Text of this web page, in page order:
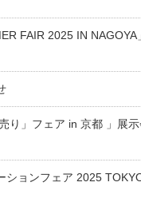
FAIR 2025 IN
り」フェア in 京都 」展
ションフェア 2025